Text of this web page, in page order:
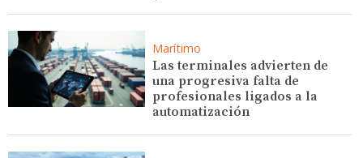
Marítimo
Las terminales advierten de
una progresiva falta de
profesionales ligados a la
automatización